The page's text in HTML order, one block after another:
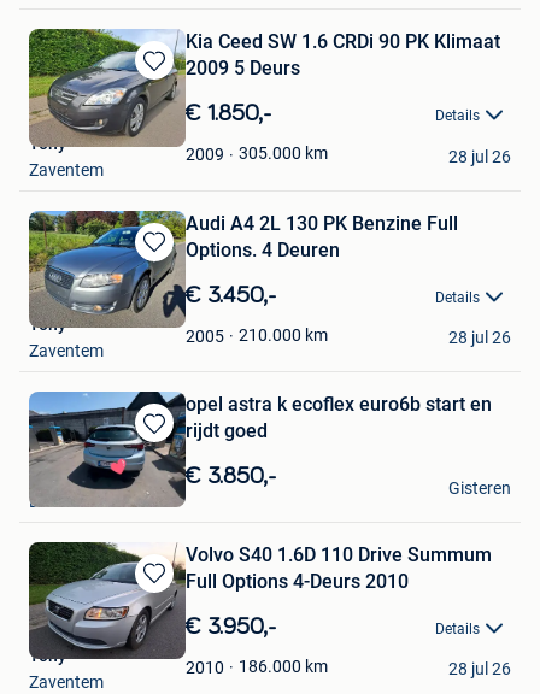
Bewaren
in
Mijn
Favorieten
Kia Ceed SW 1.6 CRDi 90 PK Klimaat
2009 5 Deurs
€ 1.850,- Details
2009 305.000 km
Tony
Zaventem
28 jul 26
Bewaren
in
Mijn
Favorieten
Audi A4 2L 130 PK Benzine Full
Options. 4 Deuren
€ 3.450,- Details
2005 210.000 km
Tony
Zaventem
28 jul 26
Bewaren
in
Mijn
Favorieten
opel astra k ecoflex euro6b start en
rijdt goed
€ 3.850,-
Brasschaat
Gisteren
Bewaren
in
Mijn
Favorieten
Volvo S40 1.6D 110 Drive Summum
Full Options 4-Deurs 2010
€ 3.950,- Details
2010 186.000 km
Tony
Zaventem
28 jul 26